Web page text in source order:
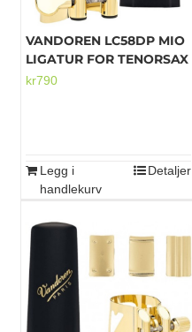
VANDOREN LC58DP MIO
LIGATUR FOR TENORSAX
kr790
Legg i
handlekurv
Detaljer